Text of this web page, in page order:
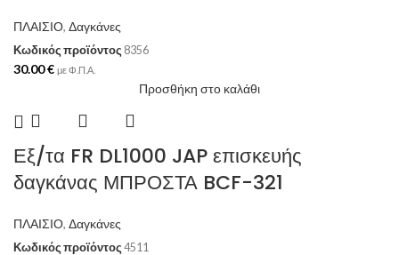
ΠΛΑΙΣΙΟ, Δαγκάνες
Κωδικός προϊόντος 8356
30.00€ με Φ.Π.Α.
Προσθήκη στο καλάθι
Εξ/τα FR DL1000 JAP επισκευής
δαγκάνας ΜΠΡΟΣΤΑ BCF-321
ΠΛΑΙΣΙΟ, Δαγκάνες
Κωδικός προϊόντος 4511